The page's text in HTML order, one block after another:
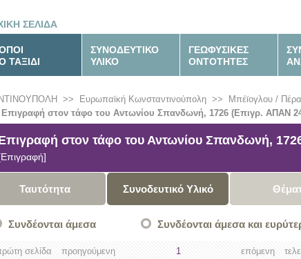
ΣΕΛΙΔΑ
ΤΑΞΙΔΙ
ΣΥΝΟΔΕΥΤΙΚΟ
ΥΛΙΚΟ
ΓΕΩΦΥΣΙΚΕΣ
ΟΝΤΟΤΗΤΕΣ
>> Ευρωπαϊκή Κωνσταντινούπολη >> Μπέϊογλου /
Επιγραφή στον τάφο του Αντωνίου Σπανδωνή, 1726 (Επιγρ. ΑΠΑΝ
στον τάφο του Αντωνίου Σπανδωνή,
Ταυτότητα Συνοδευτικό Υλικό
Συνδέονται άμεσα Συνδέονται άμεσα και
επόμενη
σελίδα προηγούμενη 1